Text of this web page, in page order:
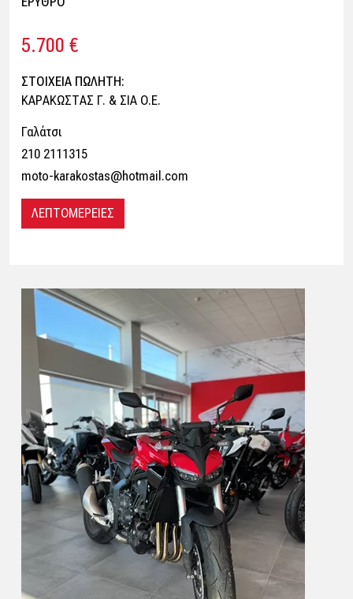
5.700 €
ΣΤΟΙΧΕΙΑ ΠΩΛΗΤΗ:
ΚΑΡΑΚΩΣΤΑΣ Γ. & ΣΙΑ Ο.Ε.
Γαλάτσι
210 2111315
moto-karakostas@hotmail.com
ΛΕΠΤΟΜΕΡΕΙΕΣ